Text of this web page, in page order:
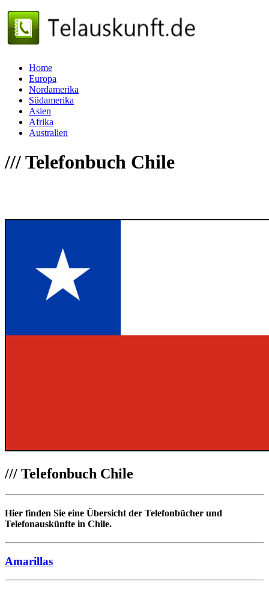
Home
Europa
Nordamerika
Südamerika
Asien
Afrika
Australien
///Telefonbuch Chile
/// Telefonbuch Chile
Hier finden Sie eine Übersicht der Telefonbücher und
Telefonauskünfte in Chile.
Amarillas